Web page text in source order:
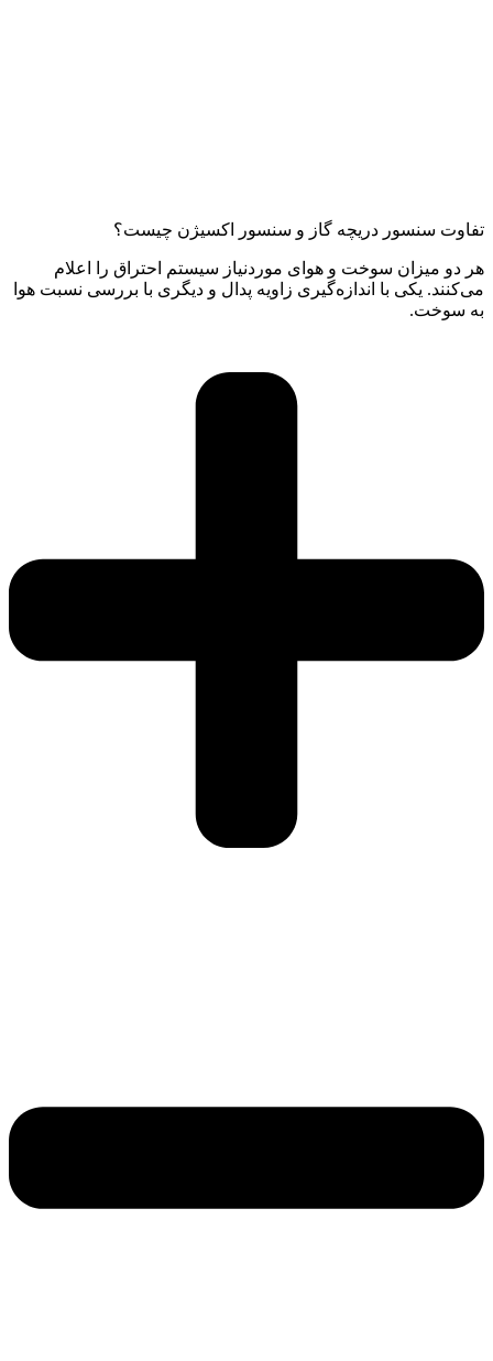
تفاوت سنسور دریچه گاز و سنسور اکسیژن چیست؟
هر دو میزان سوخت و هوای موردنیاز سیستم احتراق را اعلام
می‌کنند. یکی با اندازه‌گیری زاویه پدال و دیگری با بررسی نسبت هوا
به سوخت.